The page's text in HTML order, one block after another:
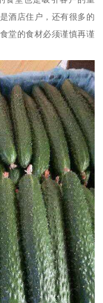
酒店住户，还有很多的
堂的食材必须谨慎再谨